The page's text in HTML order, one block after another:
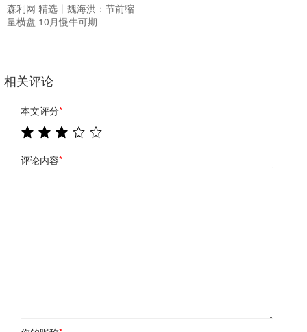
森利网 精选丨魏海洪：节前缩
量横盘 10月慢牛可期
相关评论
本文评分*
评论内容*